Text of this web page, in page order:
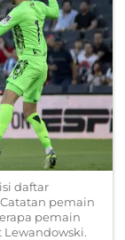
daftar
pemain
pemain
Lewandowski.